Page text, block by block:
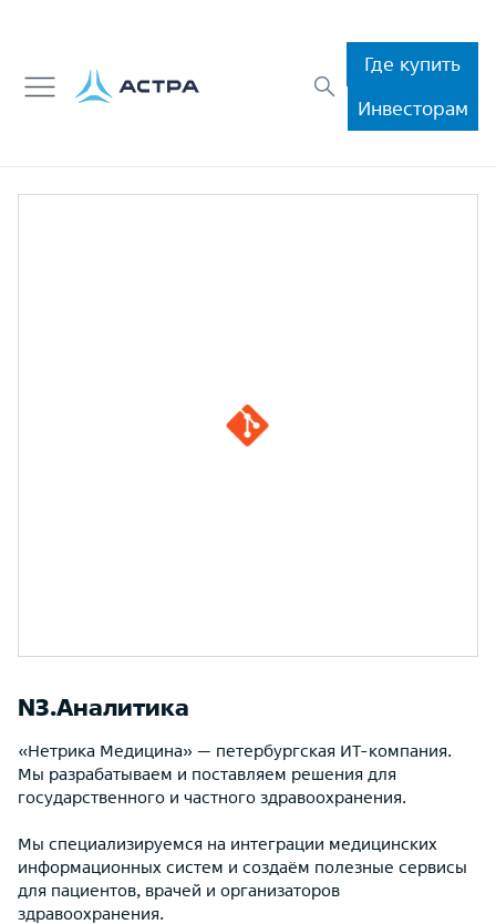
Где купить
Инвесторам
N3.Аналитика
«Нетрика Медицина» — петербургская ИТ-компания.
Мы разрабатываем и поставляем решения для
государственного и частного здравоохранения.
Мы специализируемся на интеграции медицинских
информационных систем и создаём полезные сервисы
для пациентов, врачей и организаторов
здравоохранения.